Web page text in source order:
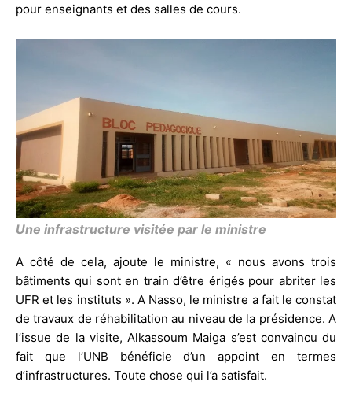
pour enseignants et des salles de cours.
Une infrastructure visitée par le ministre
A côté de cela, ajoute le ministre, « nous avons trois
bâtiments qui sont en train d’être érigés pour abriter les
UFR et les instituts ». A Nasso, le ministre a fait le constat
de travaux de réhabilitation au niveau de la présidence. A
l’issue de la visite, Alkassoum Maiga s’est convaincu du
fait que l’UNB bénéficie d’un appoint en termes
d’infrastructures. Toute chose qui l’a satisfait.